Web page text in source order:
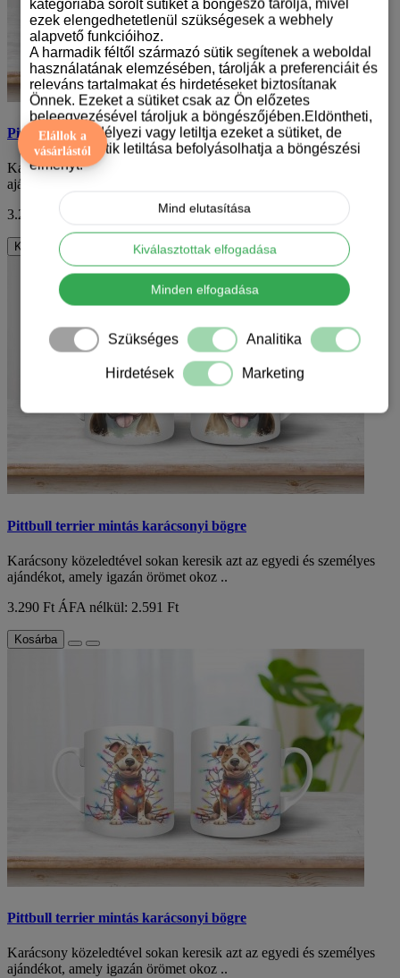
Pittbull terrier mintás karácsonyi bögre
Karácsony közeledtével sokan keresik azt az egyedi és személyes
ajándékot, amely igazán örömet okoz ..
3.290 Ft ÁFA nélkül: 2.591 Ft
Kosárba
Pittbull terrier mintás karácsonyi bögre
Karácsony közeledtével sokan keresik azt az egyedi és személyes
ajándékot, amely igazán örömet okoz ..
3.290 Ft ÁFA nélkül: 2.591 Ft
Kosárba
Pittbull terrier mintás karácsonyi bögre
Karácsony közeledtével sokan keresik azt az egyedi és személyes
ajándékot, amely igazán örömet okoz ..
Elállok a
vásárlástól
kategóriába sorolt sütiket a böngésző tárolja, mivel
ezek elengedhetetlenül szükségesek a webhely
alapvető funkcióihoz.
A harmadik féltől származó sütik segítenek a weboldal
használatának elemzésében, tárolják a preferenciáit és
releváns tartalmakat és hirdetéseket biztosítanak
Önnek. Ezeket a sütiket csak az Ön előzetes
beleegyezésével tároljuk a böngészőjében.Eldöntheti,
hogy engedélyezi vagy letiltja ezeket a sütiket, de
bizonyos sütik letiltása befolyásolhatja a böngészési
élményt.
Mind elutasítása
Kiválasztottak elfogadása
Minden elfogadása
Szükséges Analitika
Hirdetések Marketing